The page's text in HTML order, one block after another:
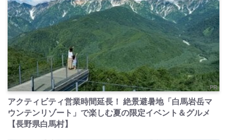
PR
アクティビティ営業時間延長！ 絶景避暑地「白馬岩岳マ
ウンテンリゾート」で楽しむ夏の限定イベント＆グルメ
【長野県白馬村】